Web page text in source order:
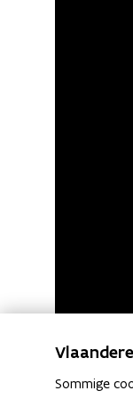
Play
Sommige